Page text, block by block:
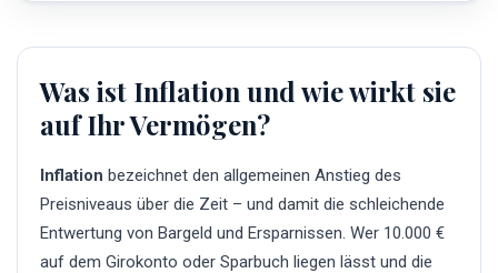
Was ist Inflation und wie wirkt sie
auf Ihr Vermögen?
Inflation bezeichnet den allgemeinen Anstieg des
Preisniveaus über die Zeit – und damit die schleichende
Entwertung von Bargeld und Ersparnissen. Wer 10.000 €
auf dem Girokonto oder Sparbuch liegen lässt und die